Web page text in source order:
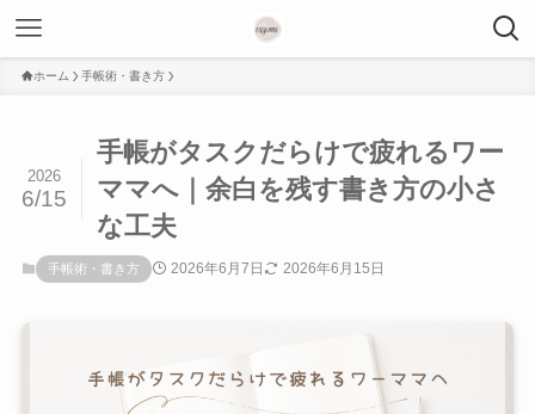
ホーム 手帳術・書き方
手帳がタスクだらけで疲れるワー
ママへ｜余白を残す書き方の小さ
な工夫
2026
6/15
手帳術・書き方 2026年6月7日 2026年6月15日